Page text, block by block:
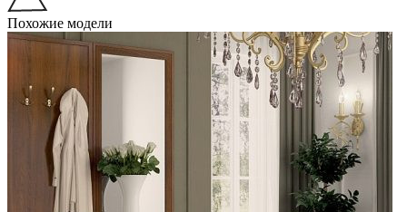
Похожие модели